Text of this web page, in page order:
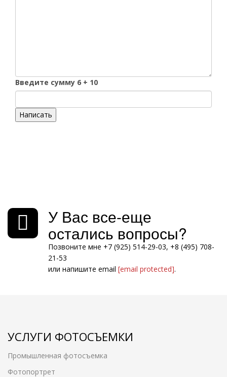
Введите сумму 6 + 10
Написать
У Вас все-еще
остались вопросы?
Позвоните мне +7 (925) 514-29-03, +8 (495) 708-
21-53
или напишите email [email protected].
УСЛУГИ ФОТОСЪЕМКИ
Промышленная фотосъемка
Фотопортрет